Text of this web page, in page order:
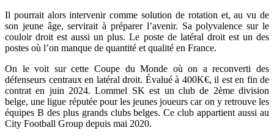
Il pourrait alors intervenir comme solution de rotation et, au vu de
son jeune âge, servirait à préparer l’avenir. Sa polyvalence sur le
couloir droit est aussi un plus. Le poste de latéral droit est un des
postes où l’on manque de quantité et qualité en France.
On le voit sur cette Coupe du Monde où on a reconverti des
défenseurs centraux en latéral droit. Évalué à 400K€, il est en fin de
contrat en juin 2024. Lommel SK est un club de 2ème division
belge, une ligue réputée pour les jeunes joueurs car on y retrouve les
équipes B des plus grands clubs belges. Ce club appartient aussi au
City Football Group depuis mai 2020.